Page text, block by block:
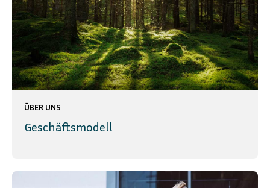
ÜBER UNS
Geschäftsmodell